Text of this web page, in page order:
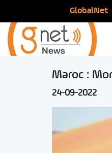
GlobalNet
Maroc :
24-09-2022